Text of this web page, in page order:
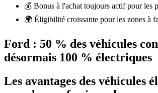
💰 Bonus à l'achat toujours actif pour les
🌍 Éligibilité croissante pour les zones à
Ford : 50 % des véhicules
désormais 100 % électriques
Les avantages des véhicules